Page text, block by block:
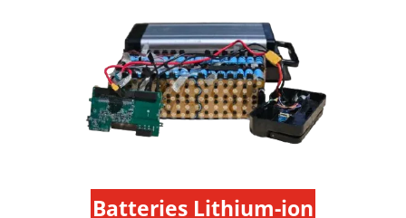
Batteries Lithium-ion